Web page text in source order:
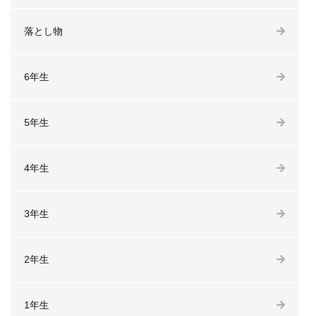
落とし物
6年生
5年生
4年生
3年生
2年生
1年生